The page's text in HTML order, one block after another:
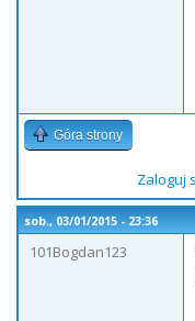
Góra strony
Zaloguj
sob., 03/01/2015 - 23:36
101Bogdan123